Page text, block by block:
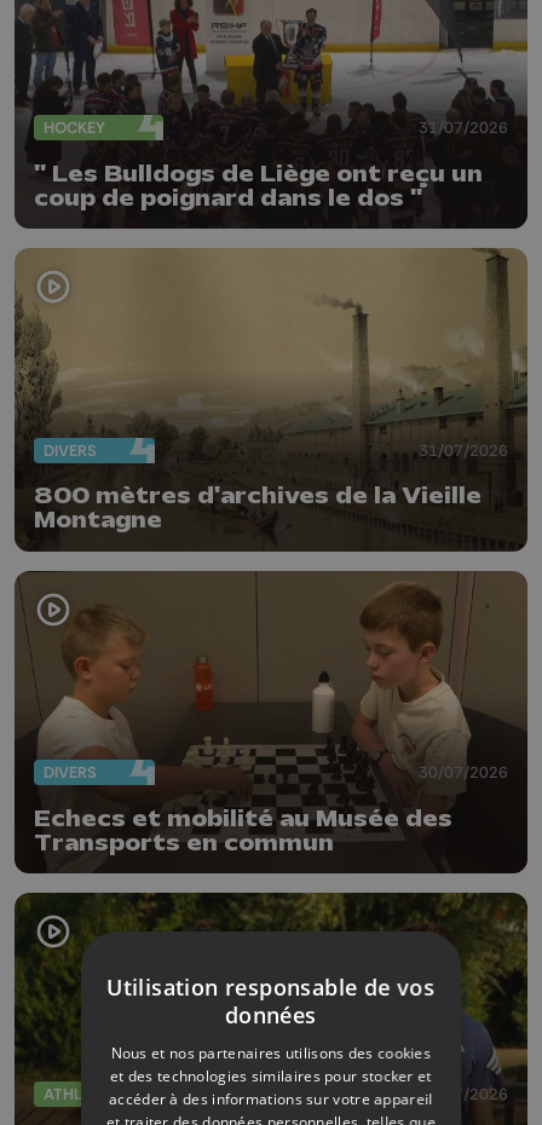
HOCKEY 31/07/2026
" Les Bulldogs de Liège ont reçu un
coup de poignard dans le dos "
DIVERS 31/07/2026
800 mètres d'archives de la Vieille
Montagne
DIVERS 30/07/2026
Echecs et mobilité au Musée des
Transports en commun
ATHLÉTISME 30/07/2026
Utilisation responsable de vos
données
Nous et nos partenaires utilisons des cookies
et des technologies similaires pour stocker et
accéder à des informations sur votre appareil